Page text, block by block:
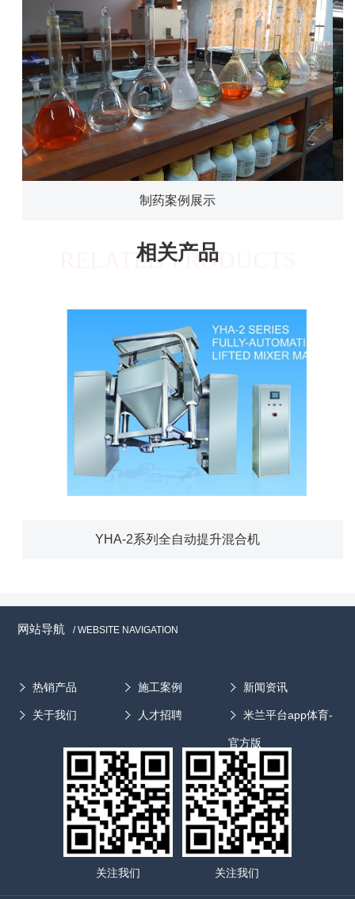
制药案例展示
相关产品
RELATED PRODUCTS
YHA-2系列全自动提升混合机
网站导航 / WEBSITE NAVIGATION
热销产品 施工案例 新闻资讯
关于我们 人才招聘 米兰平台app体育-
官方版
关注我们 关注我们